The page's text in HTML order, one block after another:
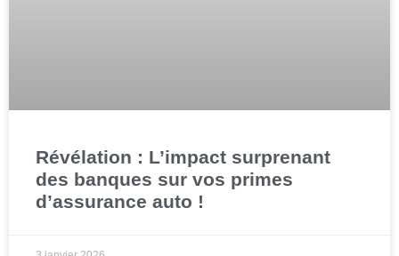
Révélation : L’impact surprenant
des banques sur vos primes
d’assurance auto !